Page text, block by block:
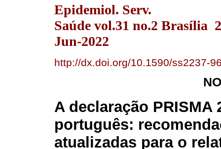
Epidemiol. Serv.
Saúde vol.31 no.2 Brasília
Jun-2022
http://dx.doi.org/10.1590/ss2237-
A declaração PRISMA
português:
atualizadas para o